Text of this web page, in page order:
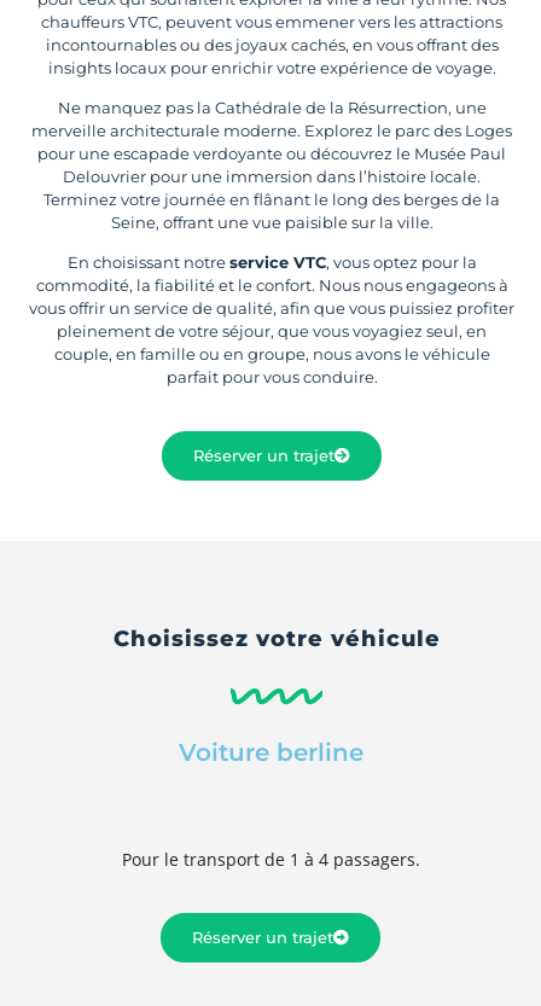
chauffeurs VTC, peuvent vous emmener vers les attractions
incontournables ou des joyaux cachés, en vous offrant des
insights locaux pour enrichir votre expérience de voyage.
Ne manquez pas la Cathédrale de la Résurrection, une
merveille architecturale moderne. Explorez le parc des Loges
pour une escapade verdoyante ou découvrez le Musée Paul
Delouvrier pour une immersion dans l’histoire locale.
Terminez votre journée en flânant le long des berges de la
Seine, offrant une vue paisible sur la ville.
En choisissant notreservice VTC, vous optez pour la
commodité, la fiabilité et le confort. Nous nous engageons à
vous offrir un service de qualité, afin que vous puissiez profiter
pleinement de votre séjour, que vous voyagiez seul, en
couple, en famille ou en groupe, nous avons le véhicule
parfait pour vous conduire.
Réserver un trajet
Choisissez votre véhicule
Voiture berline
Pour le transport de 1 à 4 passagers.
Réserver un trajet